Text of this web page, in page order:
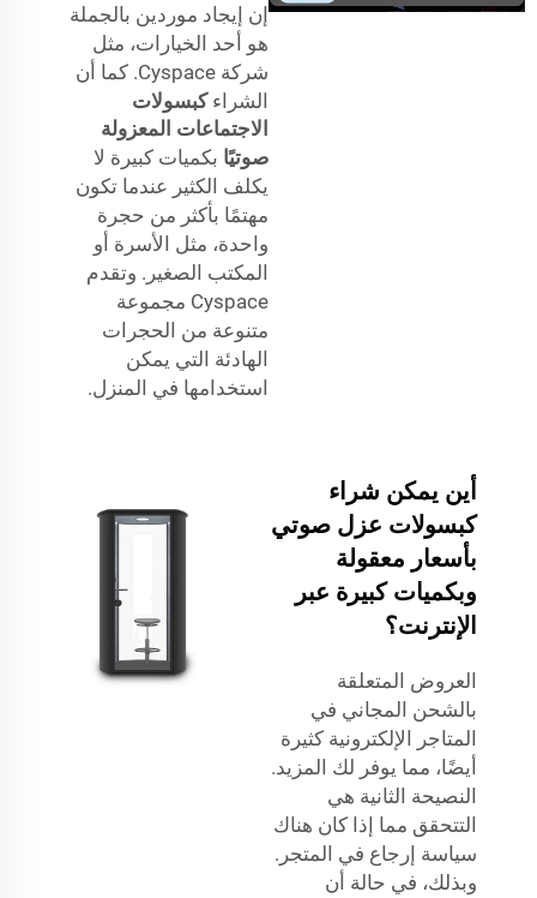
إن إيجاد موردين بالجملة
هو أحد الخيارات، مثل
شركة Cyspace. كما أن
الشراءكبسولات
الاجتماعات المعزولة
صوتيًا بكميات كبيرة لا
يكلف الكثير عندما تكون
مهتمًا بأكثر من حجرة
واحدة، مثل الأسرة أو
المكتب الصغير. وتقدم
Cyspace مجموعة
متنوعة من الحجرات
الهادئة التي يمكن
استخدامها في المنزل.
أين يمكن شراء
كبسولات عزل صوتي
بأسعار معقولة
وبكميات كبيرة عبر
الإنترنت؟
العروض المتعلقة
بالشحن المجاني في
المتاجر الإلكترونية كثيرة
أيضًا، مما يوفر لك المزيد.
النصيحة الثانية هي
التتحقق مما إذا كان هناك
سياسة إرجاع في المتجر.
وبذلك، في حالة أن